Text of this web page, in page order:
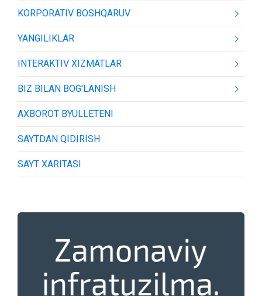
KORPORATIV BOSHQARUV
YANGILIKLAR
INTERAKTIV XIZMATLAR
BIZ BILAN BOG'LANISH
AXBOROT BYULLETENI
SAYTDAN QIDIRISH
SAYT XARITASI